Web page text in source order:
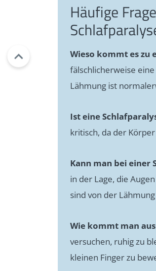
Häufige
Wieso kommt es zu
fälschlicherweise
Lähmung ist
Ist eine
kritisch, da der
Kann man bei einer
in der Lage, die
sind von der
Wie kommt man
versuchen, ruhig zu
kleinen Finger zu